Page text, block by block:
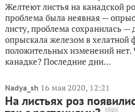
Желтеют листья на канадской
проблема была неявная —
листу, проблема сохранилась —
опрыскала железом в хелатной
положительных изменений нет.
канадке? Последние дни...
Nadya_sh 16 мая 2020, 12:21
На листьях роз